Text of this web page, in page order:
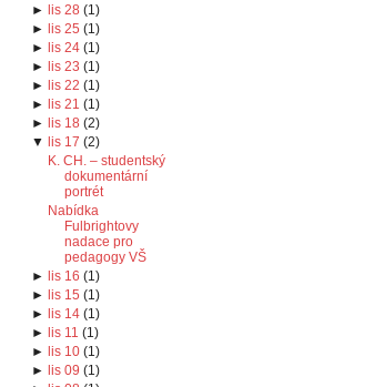
► lis 28 (1)
► lis 25 (1)
► lis 24(1)
► lis 23 (1)
► lis 22 (1)
► lis 21 (1)
► lis 18 (2)
▼ lis 17 (2)
K. CH. – studentský
dokumentární
portrét
Nabídka
Fulbrightovy
nadace pro
pedagogy VŠ
► lis 16 (1)
► lis 15 (1)
► lis 14(1)
► lis 11 (1)
► lis 10(1)
► lis 09 (1)